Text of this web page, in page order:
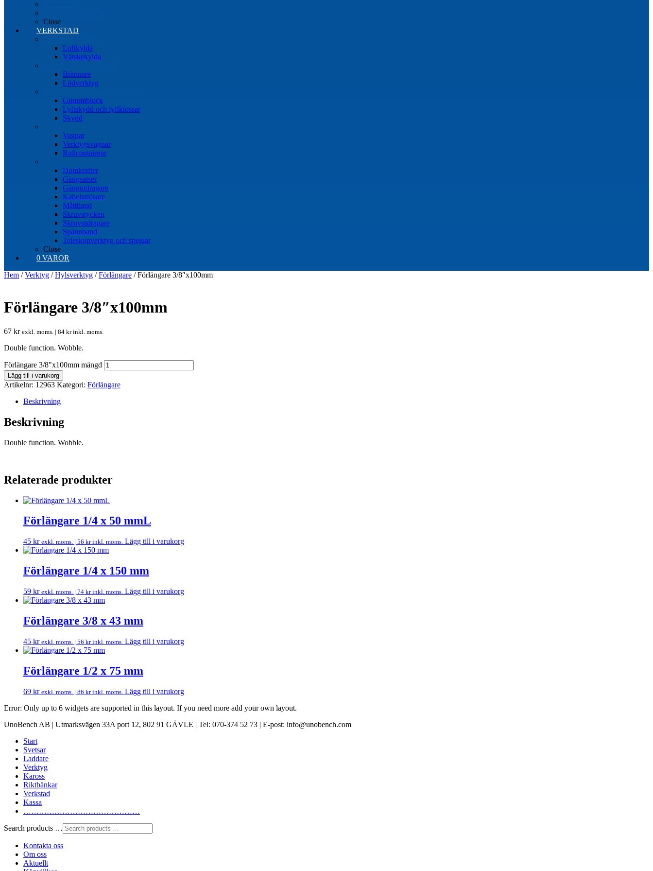
Close
VERKSTAD
Luftkylda
Vätskekylda
Brännare
Lödverktyg
Gummiblock
Lyftskydd och lyftklossar
Skydd
Vagnar
Verktygsvagnar
Rullcontainrar
Domkrafter
Gängsatser
Gängutdragare
Kabelutlösare
Måttband
Skruvstycken
Skruvutdragare
Spännband
Teleskopverktyg och speglar
Close
0 VAROR
Hem /Verktyg /Hylsverktyg /Förlängare / Förlängare 3/8″x100mm
Förlängare 3/8″x100mm
67 kr exkl. moms. | 84 krinkl. moms.
Double function. Wobble.
Förlängare 3/8"x100mm mängd
Lägg till i varukorg
Artikelnr: 12963 Kategori: Förlängare
Beskrivning
Beskrivning
Double function. Wobble.
Relaterade produkter
Förlängare 1/4 x 50 mmL
45 kr exkl. moms. | 56 krinkl. moms. Lägg till i varukorg
Förlängare 1/4 x 150 mm
59 kr exkl. moms. | 74 krinkl. moms. Lägg till i varukorg
Förlängare 3/8 x 43 mm
45 kr exkl. moms. | 56 krinkl. moms. Lägg till i varukorg
Förlängare 1/2 x 75 mm
69 kr exkl. moms. | 86 krinkl. moms. Lägg till i varukorg
Error: Only up to 6 widgets are supported in this layout. If you need more add your own layout.
UnoBench AB | Utmarksvägen 33A port 12, 802 91 GÄVLE | Tel: 070-374 52 73 | E-post: info@unobench.com
Start
Svetsar
Laddare
Verktyg
Kaross
Riktbänkar
Verkstad
Kassa
………………………………………
Search products …
Kontakta oss
Om oss
Aktuellt